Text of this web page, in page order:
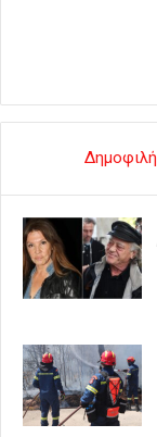
Δημοφιλή